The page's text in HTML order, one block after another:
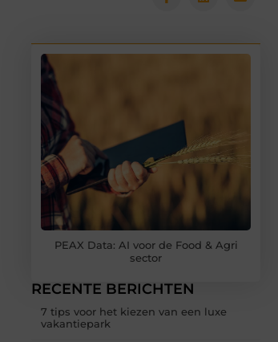
PEAX Data: AI voor de Food & Agri
sector
RECENTE BERICHTEN
7 tips voor het kiezen van een luxe
vakantiepark